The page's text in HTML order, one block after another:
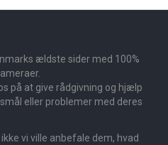
ældste sider med 100%
på at give rådgivning og hjælp
eller problemer med deres
vi ville anbefale dem, hvad